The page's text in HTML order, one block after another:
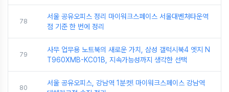
78
서울 공유오피스 정리 마이워크스페이스 서울대벤처타운역
점 기준 한 번에 정리
79
사무 업무용 노트북의 새로운 가치, 삼성 갤럭시북4 엣지 N
T960XMB-KC01B, 지속가능성까지 생각한 선택
80
서울 공유오피스, 강남역 1분컷! 마이워크스페이스 강남역